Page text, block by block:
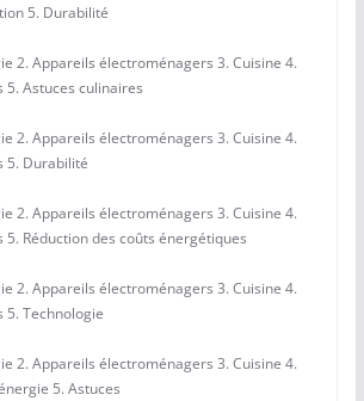
5. Durabilité
2. Appareils électroménagers 3. Cuisine 4.
5. Astuces culinaires
2. Appareils électroménagers 3. Cuisine 4.
5. Durabilité
2. Appareils électroménagers 3. Cuisine 4.
5. Réduction des coûts énergétiques
2. Appareils électroménagers 3. Cuisine 4.
5. Technologie
2. Appareils électroménagers 3. Cuisine 4.
5. Astuces